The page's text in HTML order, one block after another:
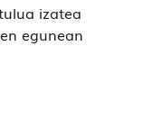
izatea
egunean